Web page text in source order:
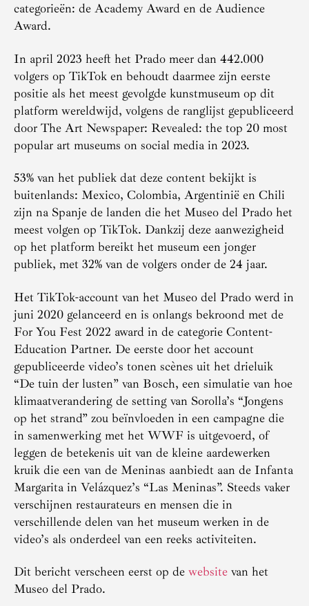
categorieën: de Academy Award en de Audience
Award.
In april 2023 heeft het Prado meer dan 442.000
volgers op TikTok en behoudt daarmee zijn eerste
positie als het meest gevolgde kunstmuseum op dit
platform wereldwijd, volgens de ranglijst gepubliceerd
door The Art Newspaper: Revealed: the top 20 most
popular art museums on social media in 2023.
53% van het publiek dat deze content bekijkt is
buitenlands: Mexico, Colombia, Argentinië en Chili
zijn na Spanje de landen die het Museo del Prado het
meest volgen op TikTok. Dankzij deze aanwezigheid
op het platform bereikt het museum een jonger
publiek, met 32% van de volgers onder de 24 jaar.
Het TikTok-account van het Museo del Prado werd in
juni 2020 gelanceerd en is onlangs bekroond met de
For You Fest 2022 award in de categorie Content-
Education Partner. De eerste door het account
gepubliceerde video’s tonen scènes uit het drieluik
“De tuin der lusten” van Bosch, een simulatie van hoe
klimaatverandering de setting van Sorolla’s “Jongens
op het strand” zou beïnvloeden in een campagne die
in samenwerking met het WWF is uitgevoerd, of
leggen de betekenis uit van de kleine aardewerken
kruik die een van de Meninas aanbiedt aan de Infanta
Margarita in Velázquez’s “Las Meninas”. Steeds vaker
verschijnen restaurateurs en mensen die in
verschillende delen van het museum werken in de
video’s als onderdeel van een reeks activiteiten.
Dit bericht verscheen eerst op de website van het
Museo del Prado.